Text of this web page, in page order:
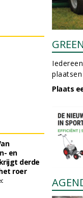
en
derde
roer
Plaats